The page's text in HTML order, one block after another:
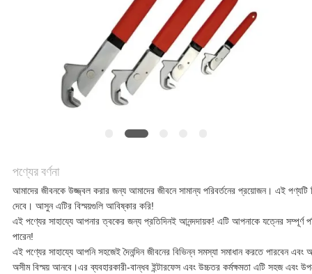
উদ্ধৃতির
জন্য
আবেদন
পণ্যের বর্ণনা
আমাদের জীবনকে উজ্জ্বল করার জন্য আমাদের জীবনে সামান্য পরিবর্তনের প্রয়োজন। এই
দেবে। আসুন এটির বিস্ময়গুলি আবিষ্কার করি!
এই পণ্যের সাহায্যে আপনার ত্বকের জন্য প্রতিদিনই আনন্দদায়ক! এটি আপনাকে যত্নের সম্পূর্ণ
পারেন!
এই পণ্যের সাহায্যে আপনি সহজেই দৈনন্দিন জীবনের বিভিন্ন সমস্যা সমাধান করতে পারবেন
অসীম বিস্ময় আনবে।এর ব্যবহারকারী-বান্ধব ইন্টারফেস এবং উচ্চতর কর্মক্ষমতা এটি সহজ